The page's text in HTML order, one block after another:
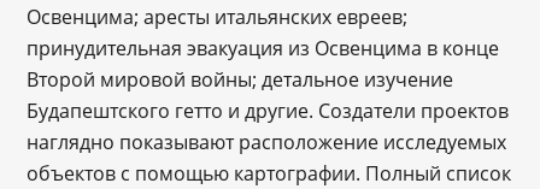
Освенцима; аресты итальянских евреев;
принудительная эвакуация из Освенцима в конце
Второй мировой войны; детальное изучение
Будапештского гетто и другие. Создатели проектов
наглядно показывают расположение исследуемых
объектов с помощью картографии. Полный список